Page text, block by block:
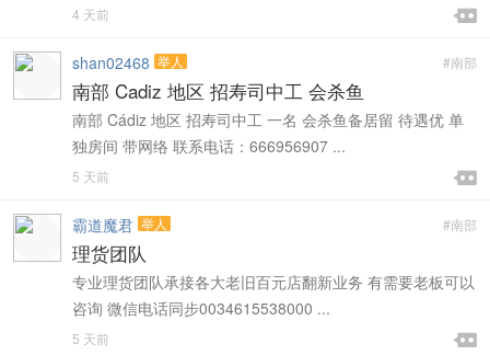

4 天前 
#南部
shan02468 举人
南部 Cadiz 地区 招寿司中工 会杀鱼
南部 Cádiz 地区 招寿司中工 一名 会杀鱼备居留 待遇优 单
独房间 带网络 联系电话：666956907 ...

5 天前 
#南部
霸道魔君 举人
理货团队
专业理货团队承接各大老旧百元店翻新业务 有需要老板可以
咨询 微信电话同步0034615538000 ...

5 天前 